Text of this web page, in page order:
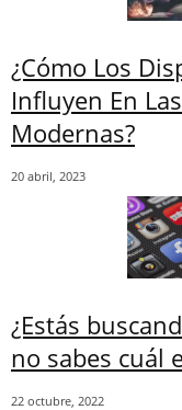
¿Cómo Los
Influyen En
Modernas?
20 abril, 2023
¿Estás
no sabes cuál
22 octubre, 2022